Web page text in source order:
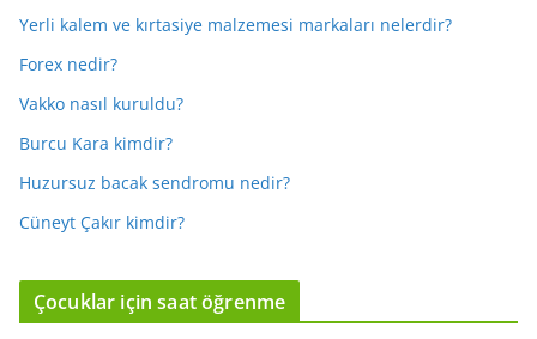
Yerli kalem ve kırtasiye malzemesi markaları nelerdir?
Forex nedir?
Vakko nasıl kuruldu?
Burcu Kara kimdir?
Huzursuz bacak sendromu nedir?
Cüneyt Çakır kimdir?
Çocuklar için saat öğrenme